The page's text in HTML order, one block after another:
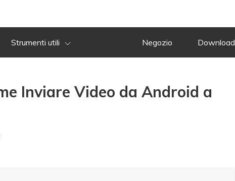
Strumenti utili Negozio Download
Inviare Video da Android a